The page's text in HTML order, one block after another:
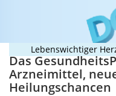
Lebenswichtiger Herz-
Das
Arzneimittel,
Heilungschancen